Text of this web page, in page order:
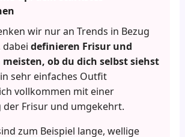
wir nur an Trends in Bezug
dabeidefinieren Frisur und
meisten, ob du dich selbst siehst
sehr einfaches Outfit
vollkommen mit einer
der Frisur und umgekehrt.
zum Beispiel lange, wellige